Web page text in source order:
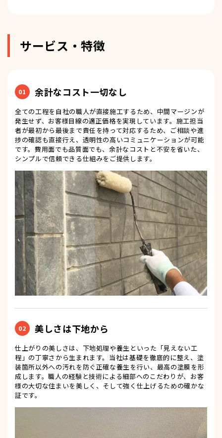
サービス・特徴
01 余計なコスト一切なし
全ての工程を自社の職人が直接施工するため、中間マージンが
発生せず、お客様目線の適正価格を実現しています。施工担当
者が最初から最後まで責任を持って対応するため、ご相談や進
捗の確認も直接行え、透明性の高いコミュニケーションが可能
です。費用面でも品質面でも、余計なコストと不安を省いた、
シンプルで信頼できる仕組みをご提供します。
02 美しさは下地から
仕上がりの美しさは、下地処理や養生といった「見えない工
程」の丁寧さから生まれます。当社は基礎を徹底的に整え、塗
装箇所以外への汚れを防ぐ正確な養生を行い、最高の塗膜を形
成します。職人の経験と技術による細部へのこだわりが、お客
様の大切な住まいを美しく、そして強く仕上げるための確かな
証です。